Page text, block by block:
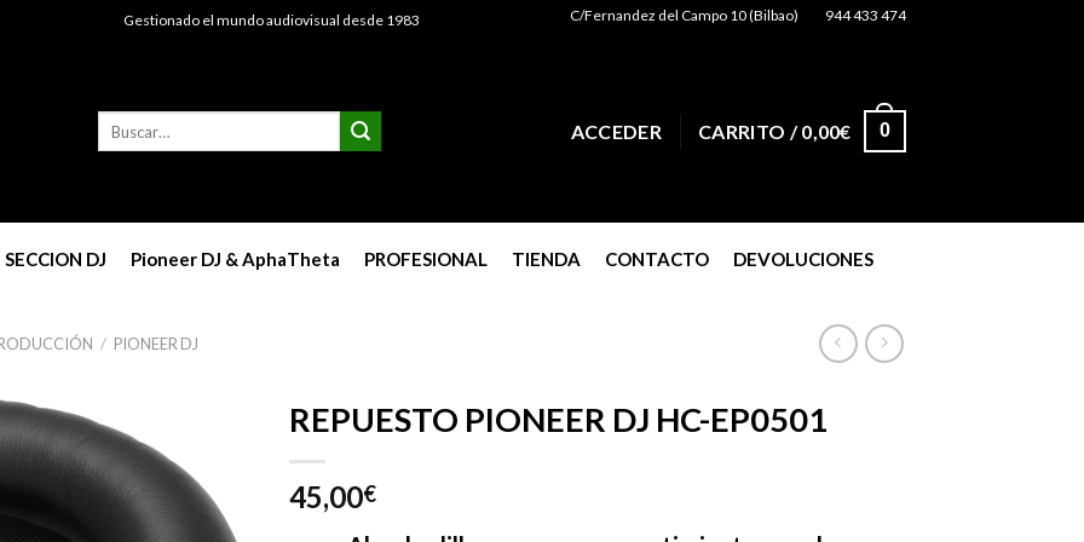
Gestionado el mundo audiovisual desde 1983 C/Fernandez del Campo 10 (Bilbao) 944 433 474
ACCEDER CARRITO /0,00€ 0
SECCION DJ Pioneer DJ & AphaTheta PROFESIONAL TIENDA CONTACTO DEVOLUCIONES
/ PIONEER DJ
REPUESTO PIONEER DJ HC-EP0501
45,00€